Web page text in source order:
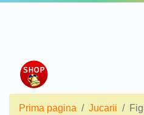
Prima pagina Jucarii